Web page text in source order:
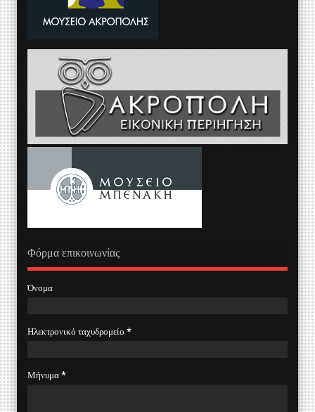
Φόρμα επικοινωνίας
Όνομα
Ηλεκτρονικό ταχυδρομείο *
Μήνυμα*